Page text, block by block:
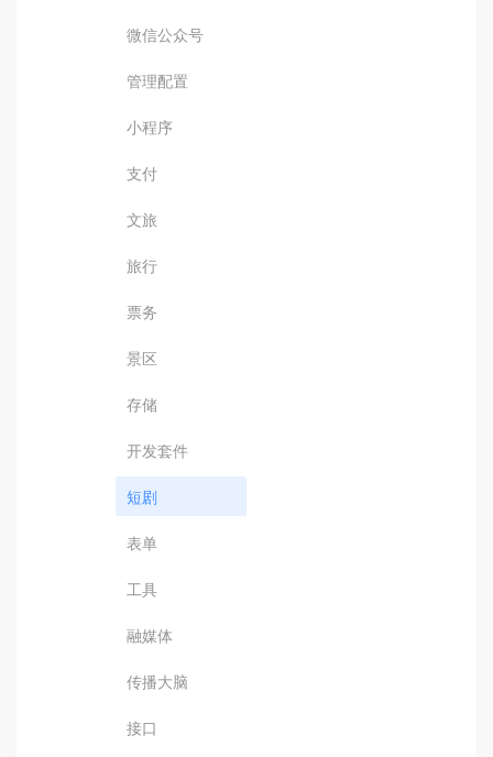
微信公众号
管理配置
小程序
支付
文旅
旅行
票务
景区
存储
开发套件
短剧
表单
工具
融媒体
传播大脑
接口